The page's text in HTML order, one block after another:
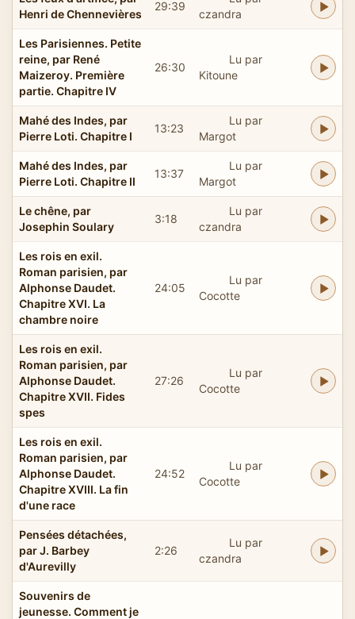
Henri de Chennevières
29:39
czandra
Les Parisiennes. Petite
reine, par René
Maizeroy. Première
partie. Chapitre IV
26:30
Lu par
Kitoune
Mahé des Indes, par
Pierre Loti. Chapitre I
13:23
Lu par
Margot
Mahé des Indes, par
Pierre Loti. Chapitre II
13:37
Lu par
Margot
Le chêne, par
Josephin Soulary
3:18
Lu par
czandra
Les rois en exil.
Roman parisien, par
Alphonse Daudet.
Chapitre XVI. La
chambre noire
24:05
Lu par
Cocotte
Les rois en exil.
Roman parisien, par
Alphonse Daudet.
Chapitre XVII. Fides
spes
27:26
Lu par
Cocotte
Les rois en exil.
Roman parisien, par
Alphonse Daudet.
Chapitre XVIII. La fin
d'une race
24:52
Lu par
Cocotte
Pensées détachées,
par J. Barbey
d'Aurevilly
2:26
Lu par
czandra
Souvenirs de
jeunesse. Comment je